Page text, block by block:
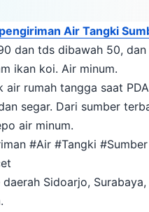
Air Tangki
dan tds dibawah 50,
ikan koi. Air minum.
air rumah tangga saat
segar. Dari sumber
air minum.
#Air #Tangki
Sidoarjo,